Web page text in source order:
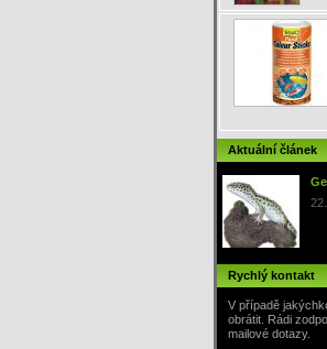
Aktuální článek
Rychlý kontakt
V případě
obrátit. Rádi
mailové dotazy.